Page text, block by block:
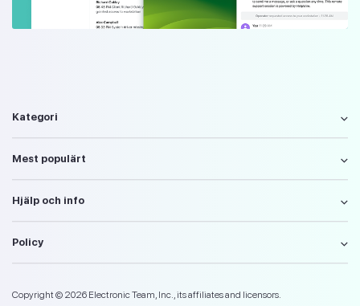
Kategori
Mest populärt
Hjälp och info
Policy
Copyright © 2026 Electronic Team, Inc., its affiliates and licensors.